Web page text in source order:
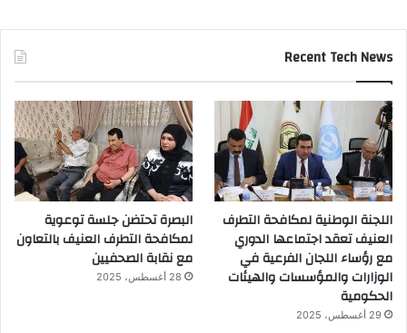
Recent Tech News
اللجنة الوطنية لمكافحة التطرف
العنيف تعقد اجتماعها الدوري
مع رؤساء اللجان الفرعية في
الوزارات والمؤسسات والهيئات
الحكومية
29 أغسطس، 2025
البصرة تحتضن جلسة توعوية
لمكافحة التطرف العنيف بالتعاون
مع نقابة الصحفيين
28 أغسطس، 2025